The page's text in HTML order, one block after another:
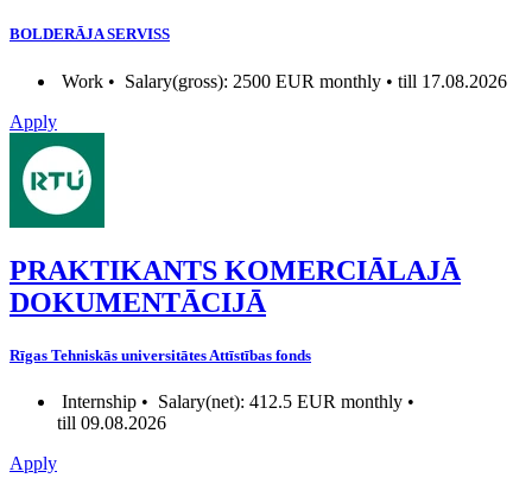
BOLDERĀJA SERVISS
Work • Salary(gross): 2500 EUR monthly • till 17.08.2026
Apply
PRAKTIKANTS KOMERCIĀLAJĀ
DOKUMENTĀCIJĀ
Rīgas Tehniskās universitātes Attīstības fonds
Internship • Salary(net): 412.5 EUR monthly •
till 09.08.2026
Apply